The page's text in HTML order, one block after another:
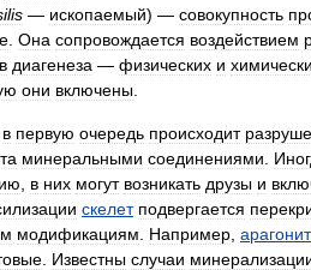
— ископаемый) — совокупность
Она сопровождается воздействием
диагенеза — физических и
они включены
в первую очередь происходит
минеральными соединениями
в них могут возникать друзы и
скелет подвергается
модификациям Например
Известны случаи